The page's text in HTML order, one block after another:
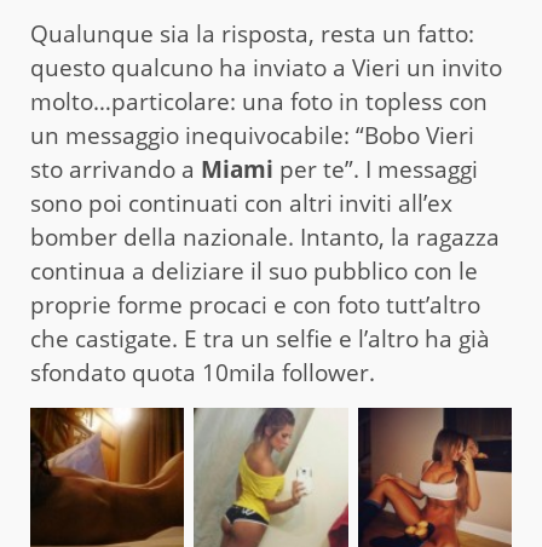
Qualunque sia la risposta, resta un fatto:
questo qualcuno ha inviato a Vieri un invito
molto…particolare: una foto in topless con
un messaggio inequivocabile: “Bobo Vieri
sto arrivando a Miami per te”. I messaggi
sono poi continuati con altri inviti all’ex
bomber della nazionale. Intanto, la ragazza
continua a deliziare il suo pubblico con le
proprie forme procaci e con foto tutt’altro
che castigate. E tra un selfie e l’altro ha già
sfondato quota 10mila follower.